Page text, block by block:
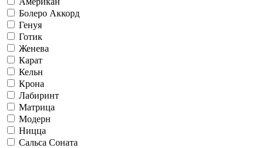
Болеро Аккорд
Генуя
Готик
Женева
Карат
Кельн
Крона
Лабиринт
Матрица
Модерн
Ницца
Сальса Соната